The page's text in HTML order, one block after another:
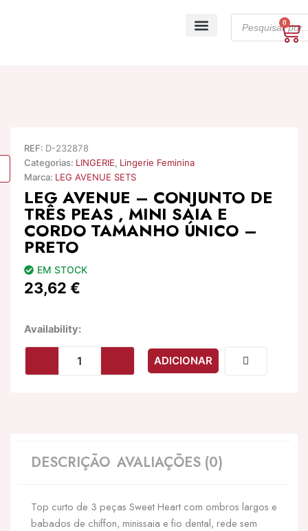
search
0
REF: D-232878
Categorias: LINGERIE, Lingerie Feminina
Marca: LEG AVENUE SETS
LEG AVENUE – CONJUNTO DE
TRÊS PEAS , MINI SAIA E
CORDO TAMANHO ÚNICO –
PRETO
EM STOCK
23,62 €
Availability:Quantidade
AVENUE
MINI
CORDO
TAMANHO
ADICIONAR
DESCRIÇÃO AVALIAÇÕES (0)
Top curto de 3 peças Sweet Heart com ombros largos e
babados de chiffon, minissaia e fio dental, rede sem